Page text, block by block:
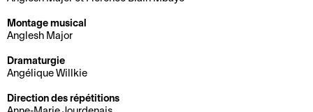
e
r
p
e
o
À
u
e
É
q
u
s
e
f
o
r
l
i
u
e
s
e
m
e
n
t
h
n
t
i
Montage musical
Anglesh Major
Dramaturgie
Angélique Willkie
Direction des répétitions